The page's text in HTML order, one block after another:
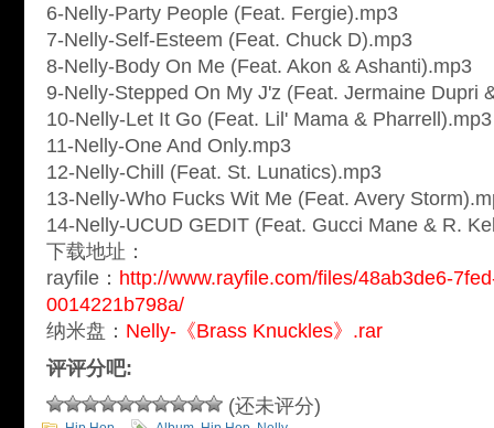
6-Nelly-Party People (Feat. Fergie).mp3
7-Nelly-Self-Esteem (Feat. Chuck D).mp3
8-Nelly-Body On Me (Feat. Akon & Ashanti).mp3
9-Nelly-Stepped On My J'z (Feat. Jermaine Dupri
10-Nelly-Let It Go (Feat. Lil' Mama & Pharrell).mp3
11-Nelly-One And Only.mp3
12-Nelly-Chill (Feat. St. Lunatics).mp3
13-Nelly-Who Fucks Wit Me (Feat. Avery
14-Nelly-UCUD GEDIT (Feat. Gucci Mane & R.
下载地址：
rayfile： http://www.rayfile.com/files/48ab3de6-
0014221b798a/
纳米盘： Nelly-《Brass Knuckles》.rar
评评分吧:
(还未评分)